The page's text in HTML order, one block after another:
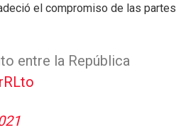
el compromiso de las partes
entre la República